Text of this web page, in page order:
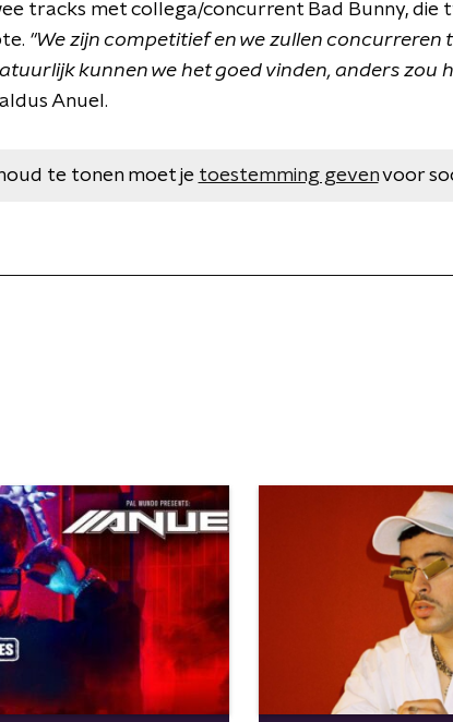
tracks met collega/concurrent Bad Bunny, die
"We zijn competitief en we zullen concurreren
kunnen we het goed vinden, anders zou
aldus Anuel.
te tonen moet je toestemming gevenvoor